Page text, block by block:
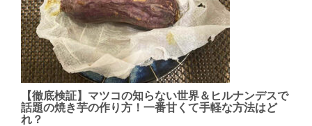
【徹底検証】マツコの知らない世界＆ヒルナンデスで
話題の焼き芋の作り方！一番甘くて手軽な方法はど
れ？